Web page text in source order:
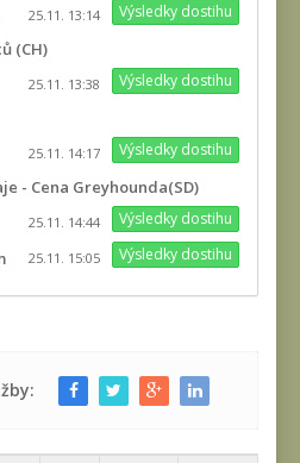
Výsledky dostihu
25.11. 13:14
(CH)
Výsledky dostihu
25.11. 13:38
Výsledky dostihu
25.11. 14:17
- Cena Greyhounda(SD)
Výsledky dostihu
25.11. 14:44
Výsledky dostihu
25.11. 15:05